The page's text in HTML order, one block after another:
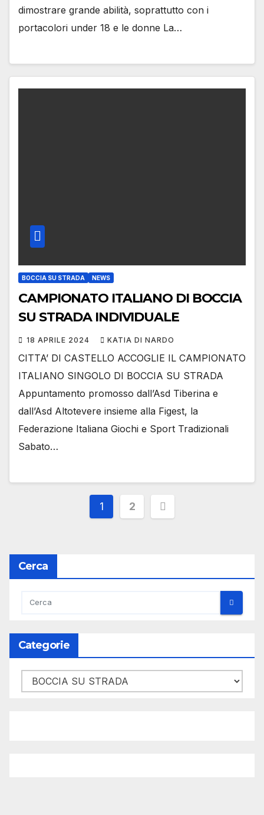
dimostrare grande abilità, soprattutto con i
portacolori under 18 e le donne La…
BOCCIA SU STRADA NEWS
CAMPIONATO ITALIANO DI BOCCIA
SU STRADA INDIVIDUALE
18 APRILE 2024 KATIA DI NARDO
CITTA’ DI CASTELLO ACCOGLIE IL CAMPIONATO
ITALIANO SINGOLO DI BOCCIA SU STRADA
Appuntamento promosso dall’Asd Tiberina e
dall’Asd Altotevere insieme alla Figest, la
Federazione Italiana Giochi e Sport Tradizionali
Sabato…
Paginazione
1 2
Cerca
Categorie
Categorie